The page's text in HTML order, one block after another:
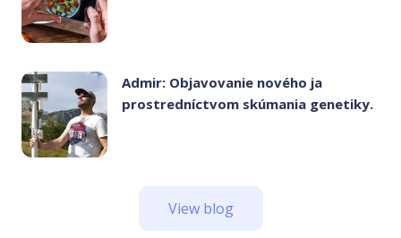
Admir: Objavovanie nového ja
prostredníctvom skúmania genetiky.
View blog